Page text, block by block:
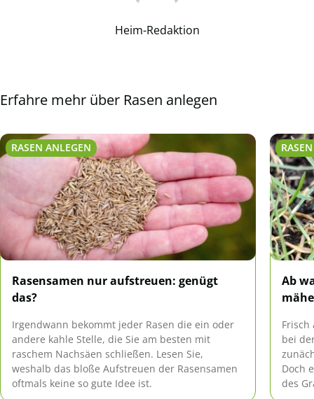
Heim-Redaktion
Erfahre mehr über Rasen anlegen
RASEN ANLEGEN
Rasensamen nur aufstreuen: genügt
das?
Irgendwann bekommt jeder Rasen die ein oder
andere kahle Stelle, die Sie am besten mit
raschem Nachsäen schließen. Lesen Sie,
weshalb das bloße Aufstreuen der Rasensamen
oftmals keine so gute Idee ist.
Ab
Frisch
bei
Doch
des